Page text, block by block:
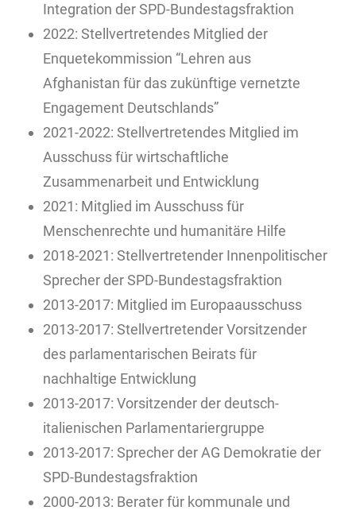
Integration der SPD-Bundestagsfraktion
2022: Stellvertretendes Mitglied der
Enquetekommission “Lehren aus
Afghanistan für das zukünftige vernetzte
Engagement Deutschlands”
2021-2022: Stellvertretendes Mitglied im
Ausschuss für wirtschaftliche
Zusammenarbeit und Entwicklung
2021: Mitglied im Ausschuss für
Menschenrechte und humanitäre Hilfe
2018-2021: Stellvertretender Innenpolitischer
Sprecher der SPD-Bundestagsfraktion
2013-2017: Mitglied im Europaausschuss
2013-2017: Stellvertretender Vorsitzender
des parlamentarischen Beirats für
nachhaltige Entwicklung
2013-2017: Vorsitzender der deutsch-
italienischen Parlamentariergruppe
2013-2017: Sprecher der AG Demokratie der
SPD-Bundestagsfraktion
2000-2013: Berater für kommunale und